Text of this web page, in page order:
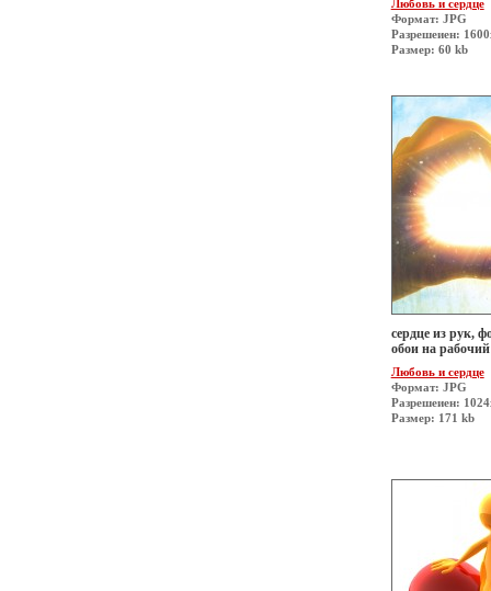
Любовь и сердце
Формат: JPG
Разрешеиен:
Размер: 60 kb
сердце из рук,
обои на рабочий
Любовь и сердце
Формат: JPG
Разрешеиен:
Размер: 171 kb